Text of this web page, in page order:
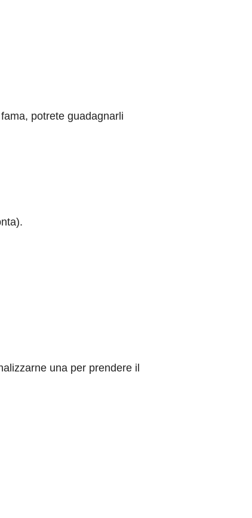
potrete guadagnarli
una per prendere il